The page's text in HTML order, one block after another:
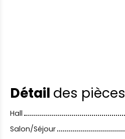
Détail des pièces
Hall
Salon/Séjour